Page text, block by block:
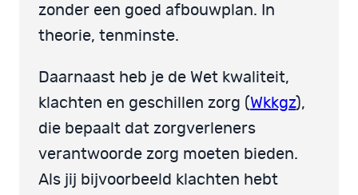
zonder een goed afbouwplan. In
theorie, tenminste.
Daarnaast heb je de Wet kwaliteit,
klachten en geschillen zorg (Wkkgz),
die bepaalt dat zorgverleners
verantwoorde zorg moeten bieden.
Als jij bijvoorbeeld klachten hebt